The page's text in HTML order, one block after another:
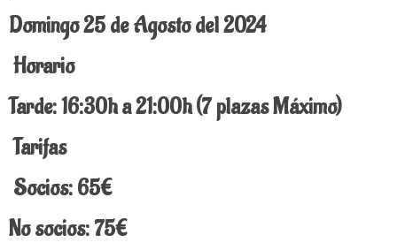
Domingo 25 de Agosto del 2024
Horario
Tarde: 16:30h a 21:00h (7 plazas Máximo)
Tarifas
Socios: 65€
No socios: 75€